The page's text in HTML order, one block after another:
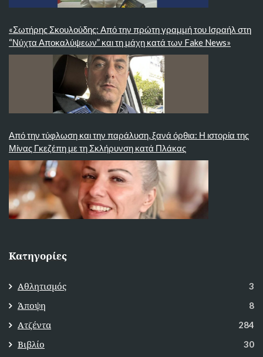
«Σωτήρης Σκουλούδης: Από την πρώτη γραμμή του Ισραήλ στη
“Νύχτα Αποκαλύψεων” και τη μάχη κατά των Fake News»
Από την τύφλωση και την παράλυση, ξανά όρθια: Η ιστορία της
Μίνας Γκεζέπη με τη Σκλήρυνση κατά Πλάκας
Κατηγορίες
Αθλητισμός 3
Άποψη 8
Ατζέντα 284
Βιβλίο 30